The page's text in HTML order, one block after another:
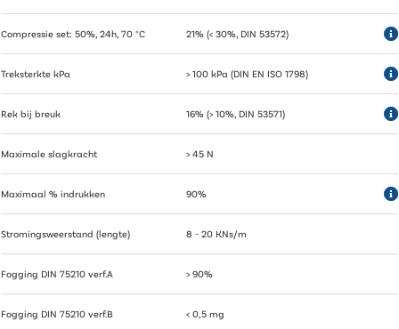
Compressie set: 50%, 24h, 70 °C 21% (< 30%, DIN 53572)
Treksterkte kPa > 100 kPa (DIN EN ISO 1798)
Rek bij breuk 16% (> 10%, DIN 53571)
Maximale slagkracht > 45 N
Maximaal % indrukken 90%
Stromingsweerstand (lengte) 8 - 20 KNs/m
Fogging DIN 75210 verf.A > 90%
Fogging DIN 75210 verf.B < 0,5 mg